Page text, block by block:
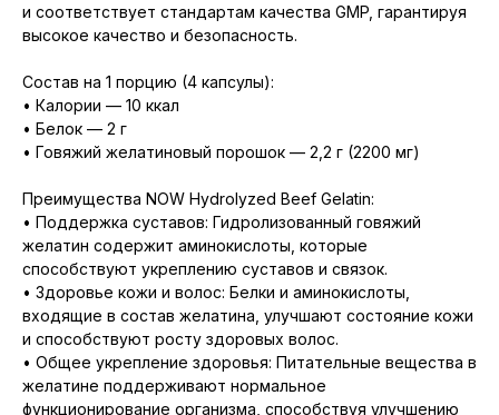
и соответствует стандартам качества GMP, гарантируя
высокое качество и безопасность.
Состав на 1 порцию (4 капсулы):
• Калории — 10 ккал
• Белок — 2 г
• Говяжий желатиновый порошок — 2,2 г (2200 мг)
Преимущества NOW Hydrolyzed Beef Gelatin:
• Поддержка суставов: Гидролизованный говяжий
желатин содержит аминокислоты, которые
способствуют укреплению суставов и связок.
• Здоровье кожи и волос: Белки и аминокислоты,
входящие в состав желатина, улучшают состояние кожи
и способствуют росту здоровых волос.
• Общее укрепление здоровья: Питательные вещества в
желатине поддерживают нормальное
функционирование организма, способствуя улучшению